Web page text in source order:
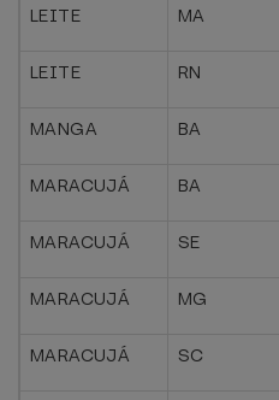
LEITE MA
LEITE RN
MANGA BA
MARACUJÁ BA
MARACUJÁ SE
MARACUJÁ MG
MARACUJÁ SC